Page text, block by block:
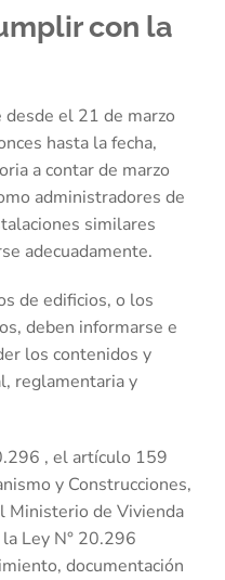
con la
el 21 de marzo
hasta la fecha,
a contar de marzo
administradores de
similares
adecuadamente.
de edificios, o los
deben informarse e
los contenidos y
reglamentaria y
, el artículo 159
y Construcciones,
Ministerio de Vivienda
Ley N° 20.296
documentación